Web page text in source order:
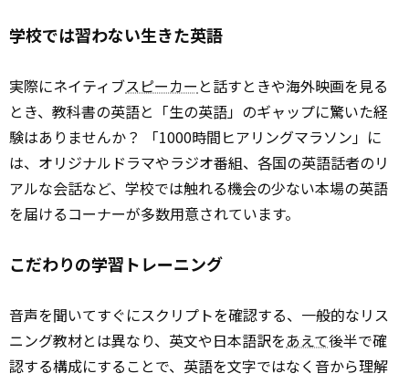
学校では習わない生きた英語
実際にネイティブスピーカー と話すときや海外映画を見る
とき、教科書の英語と「生の英語」のギャップに驚いた経
験はありませんか？ 「1000時間ヒアリングマラソン」に
は、オリジナルドラマやラジオ番組、各国の英語話者のリ
アルな会話など、学校では触れる機会の少ない本場の英語
を届けるコーナーが多数用意されています。
こだわりの学習トレーニング
音声を聞いてすぐにスクリプトを確認する、一般的なリス
ニング教材とは異なり、英文や日本語訳をあえて後半で確
認する構成にすることで、英語を文字ではなく音から理解